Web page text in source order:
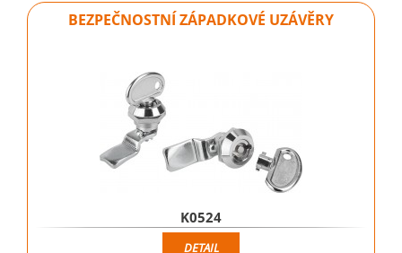
BEZPEČNOSTNÍ ZÁPADKOVÉ UZÁVĚRY
K0524
DETAIL